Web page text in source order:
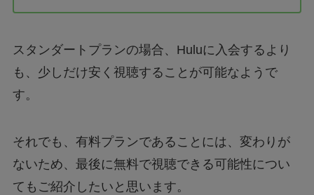
スタンダートプランの場合、Huluに入会するより
も、少しだけ安く視聴することが可能なようで
す。
それでも、有料プランであることには、変わりが
ないため、最後に無料で視聴できる可能性につい
てもご紹介したいと思います。